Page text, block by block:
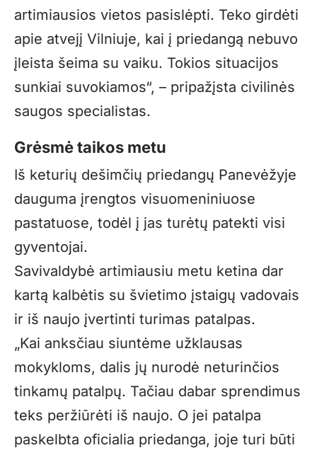
artimiausios vietos pasislėpti. Teko girdėti
apie atvejį Vilniuje, kai į priedangą nebuvo
įleista šeima su vaiku. Tokios situacijos
sunkiai suvokiamos“, – pripažįsta civilinės
saugos specialistas.
Grėsmė taikos metu
Iš keturių dešimčių priedangų Panevėžyje
dauguma įrengtos visuomeniniuose
pastatuose, todėl į jas turėtų patekti visi
gyventojai.
Savivaldybė artimiausiu metu ketina dar
kartą kalbėtis su švietimo įstaigų vadovais
ir iš naujo įvertinti turimas patalpas.
„Kai anksčiau siuntėme užklausas
mokykloms, dalis jų nurodė neturinčios
tinkamų patalpų. Tačiau dabar sprendimus
teks peržiūrėti iš naujo. O jei patalpa
paskelbta oficialia priedanga, joje turi būti